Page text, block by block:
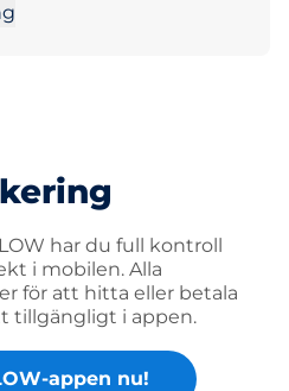
har du full kontroll
i mobilen. Alla
för att hitta eller betala
tillgängligt i appen.
appen nu!